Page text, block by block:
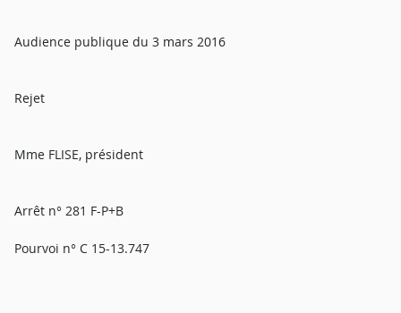
Audience publique du 3 mars 2016
Rejet
Mme FLISE, président
Arrêt n° 281 F-P+B
Pourvoi n° C 15-13.747